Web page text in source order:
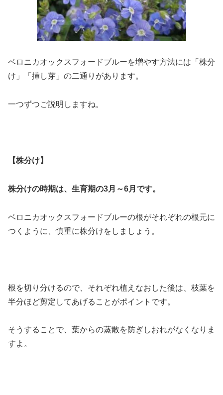
ベロニカオックスフォードブルーを増やす方法には「株分
け」「挿し芽」の二通りがあります。
一つずつご説明しますね。
【株分け】
株分けの時期は、生育期の3月～6月です。
ベロニカオックスフォードブルーの根がそれぞれの根元に
つくように、慎重に株分けをしましょう。
根を切り分けるので、それぞれ植えなおした後は、枝葉を
半分ほど剪定してあげることがポイントです。
そうすることで、葉からの蒸散を防ぎしおれがなくなりま
すよ。